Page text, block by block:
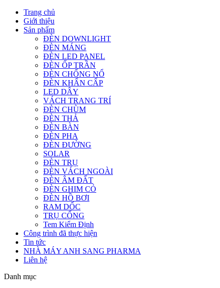
Trang chủ
Giới thiệu
Sản phẩm
ĐÈN DOWNLIGHT
ĐÈN MÁNG
ĐÈN LED PANEL
ĐÈN ỐP TRẦN
ĐÈN CHỐNG NỔ
ĐÈN KHẨN CẤP
LED DÂY
VÁCH TRANG TRÍ
ĐÈN CHÙM
ĐÈN THẢ
ĐÈN BÀN
ĐÈN PHA
ĐÈN ĐƯỜNG
SOLAR
ĐÈN TRỤ
ĐÈN VÁCH NGOÀI
ĐÈN ÂM ĐẤT
ĐÈN GHIM CỎ
ĐÈN HỒ BƠI
RAM DỐC
TRỤ CỔNG
Tem Kiểm Định
Công trình đã thực hiện
Tin tức
NHÀ MÁY ANH SANG PHARMA
Liên hệ
Danh mục